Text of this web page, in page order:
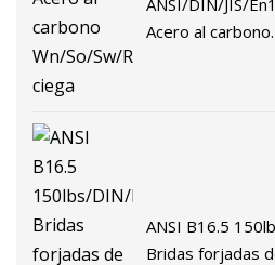
ANSI/DIN/JIS/
Acero al carbono
ANSI B16.5
Bridas forjadas